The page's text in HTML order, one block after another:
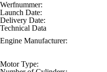
Werfnummer:
Launch Date:
Delivery Date:
Technical Data
Engine Manufacturer:
Motor Type: